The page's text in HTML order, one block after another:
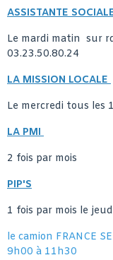
ASSISTANTE
Le mardi matin sur
03.23.50.80.24
LA MISSION LOCALE
Le mercredi tous les
LA PMI
2 fois par mois
PIP'S
1 fois par mois le
le camion FRANCE
9h00 à 11h30